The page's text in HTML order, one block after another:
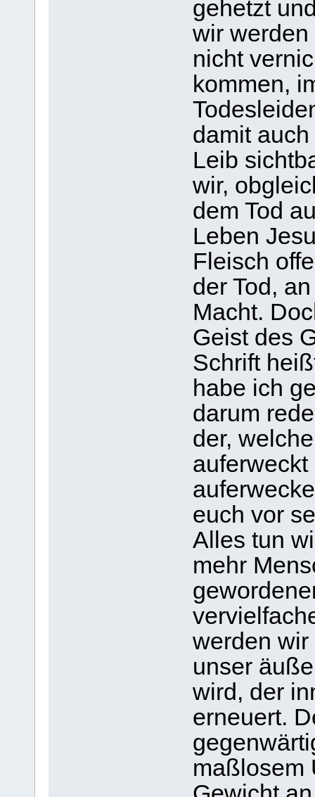
gehetzt
wir
nicht
kommen,
damit
Leib
wir,
dem Tod
Leben
Fleisch
der Tod,
Macht.
Geist des
Schrift
habe ich
darum
der,
euch vor
Alles tun
mehr
werden
unser
wird, der
erneuert.
maßlosem